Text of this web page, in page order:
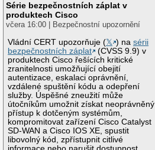
Série bezpečnostních záplat v
produktech Cisco
včera 16:00 | Bezpečnostní upozornění
Vládní CERT upozorňuje (𝕏 ) nasérii
bezpečnostních záplat
(CVSS 9.9) v
produktech Cisco řešících kritické
zranitelnosti umožňující obejití
autentizace, eskalaci oprávnění,
vzdálené spuštění kódu a odepření
služby. Úspěšné zneužití může
útočníkům umožnit získat neoprávněný
přístup k dotčeným systémům,
kompromitovat zařízení Cisco Catalyst
SD-WAN a Cisco IOS XE, spustit
libovolný kód, zpřístupnit citlivé